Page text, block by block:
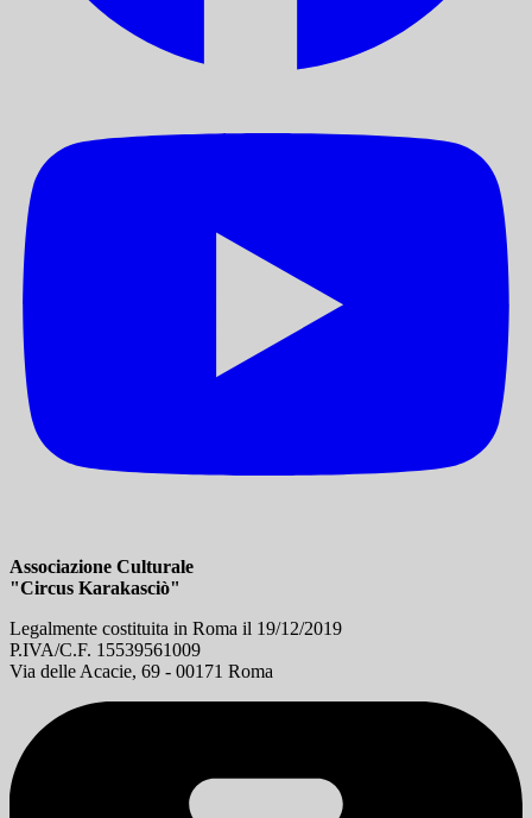
Associazione Culturale
"Circus Karakasciò"
Legalmente costituita in Roma il 19/12/2019
P.IVA/C.F. 15539561009
Via delle Acacie, 69 - 00171 Roma